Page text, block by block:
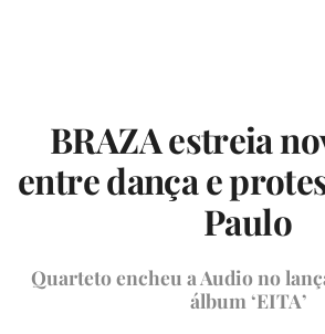
BRAZA estreia
entre dança e
Paulo
Quarteto encheu a Audio no
álbum ‘EITA’